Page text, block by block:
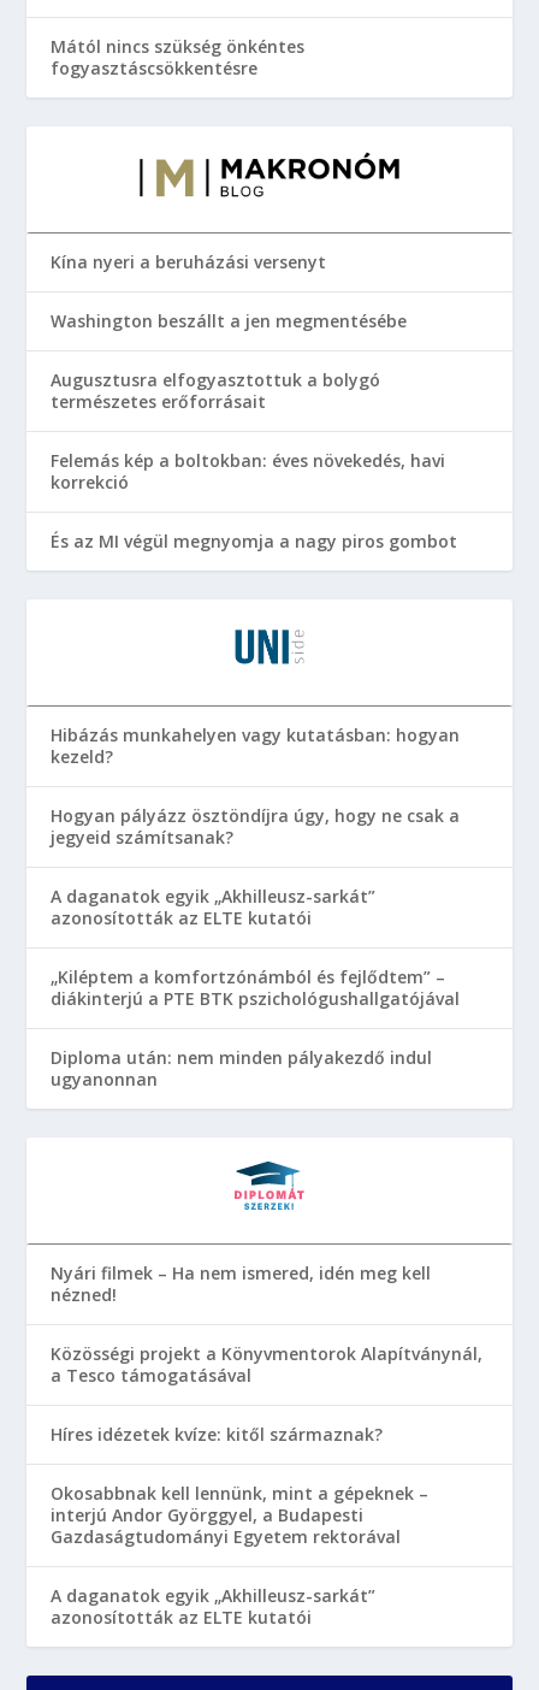
Mától nincs szükség önkéntes
fogyasztáscsökkentésre
Kína nyeri a beruházási versenyt
Washington beszállt a jen megmentésébe
Augusztusra elfogyasztottuk a bolygó
természetes erőforrásait
Felemás kép a boltokban: éves növekedés, havi
korrekció
És az MI végül megnyomja a nagy piros gombot
Hibázás munkahelyen vagy kutatásban: hogyan
kezeld?
Hogyan pályázz ösztöndíjra úgy, hogy ne csak a
jegyeid számítsanak?
A daganatok egyik „Akhilleusz-sarkát”
azonosították az ELTE kutatói
„Kiléptem a komfortzónámból és fejlődtem” –
diákinterjú a PTE BTK pszichológushallgatójával
Diploma után: nem minden pályakezdő indul
ugyanonnan
Nyári filmek – Ha nem ismered, idén meg kell
nézned!
Közösségi projekt a Könyvmentorok Alapítványnál,
a Tesco támogatásával
Híres idézetek kvíze: kitől származnak?
Okosabbnak kell lennünk, mint a gépeknek –
interjú Andor Györggyel, a Budapesti
Gazdaságtudományi Egyetem rektorával
A daganatok egyik „Akhilleusz-sarkát”
azonosították az ELTE kutatói